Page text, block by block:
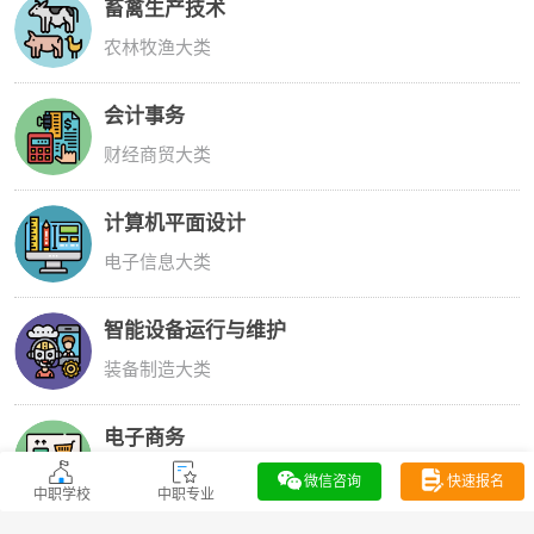
畜禽生产技术
农林牧渔大类
会计事务
财经商贸大类
计算机平面设计
电子信息大类
智能设备运行与维护
装备制造大类
电子商务
财经商贸大类
中职学校 中职专业
微信咨询 快速报名